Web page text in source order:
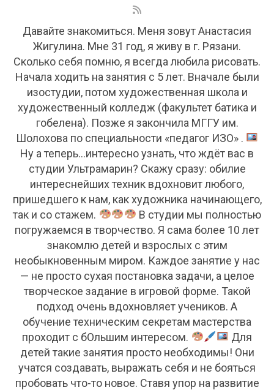
Давайте знакомиться. Меня зовут Анастасия
Жигулина. Мне 31 год, я живу в г. Рязани.
Сколько себя помню, я всегда любила рисовать.
Начала ходить на занятия с 5 лет. Вначале были
изостудии, потом художественная школа и
художественный колледж (факультет батика и
гобелена). Позже я закончила МГГУ им.
Шолохова по специальности «педагог ИЗО» .
Ну а теперь...интересно узнать, что ждёт вас в
студии Ультрамарин? Скажу сразу: обилие
интереснейших техник вдохновит любого,
пришедшего к нам, как художника начинающего,
так и со стажем.
В студии мы полностью
погружаемся в творчество. Я сама более 10 лет
знакомлю детей и взрослых с этим
необыкновенным миром. Каждое занятие у нас
— не просто сухая постановка задачи, а целое
творческое задание в игровой форме. Такой
подход очень вдохновляет учеников. А
обучение техническим секретам мастерства
проходит с бОльшим интересом.
Для
детей такие занятия просто необходимы! Они
учатся создавать, выражать себя и не бояться
пробовать что-то новое. Ставя упор на развитие